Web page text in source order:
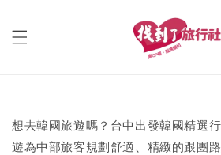
想去韓國旅遊嗎？台中出發韓國精選
遊為中部旅客規劃舒適、精緻的跟團